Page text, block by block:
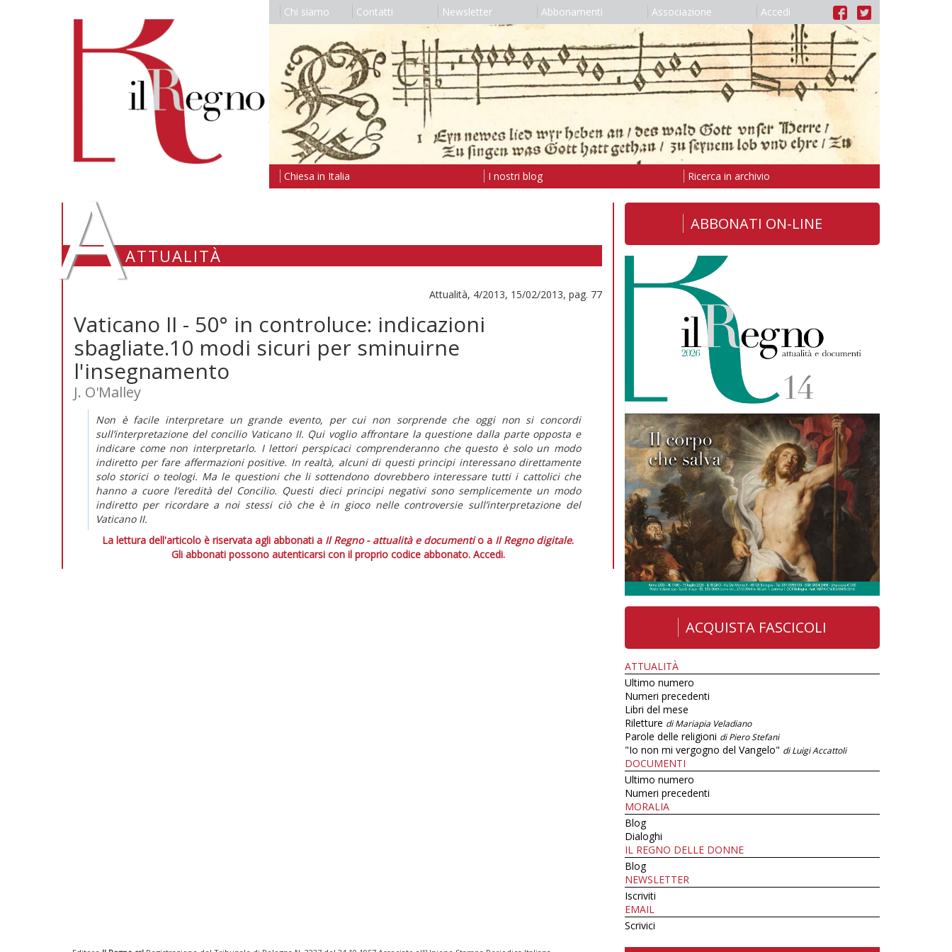
Chi siamo Contatti Newsletter Abbonamenti Associazione Accedi
Chiesa in Italia I nostri blog Ricerca in archivio
AATTUALITÀ
Attualità, 4/2013, 15/02/2013, pag. 77
Vaticano II - 50° in controluce: indicazioni
sbagliate.10 modi sicuri per sminuirne
l'insegnamento
J. O'Malley
Non è facile interpretare un grande evento, per cui non sorprende che oggi non si concordi
sull’interpretazione del concilio Vaticano II. Qui voglio affrontare la questione dalla parte opposta e
indicare come non interpretarlo. I lettori perspicaci comprenderanno che questo è solo un modo
indiretto per fare affermazioni positive. In realtà, alcuni di questi principi interessano direttamente
solo storici o teologi. Ma le questioni che li sottendono dovrebbero interessare tutti i cattolici che
hanno a cuore l’eredità del Concilio. Questi dieci principi negativi sono semplicemente un modo
indiretto per ricordare a noi stessi ciò che è in gioco nelle controversie sull’interpretazione del
Vaticano II.
La lettura dell'articolo è riservata agli abbonati a Il Regno - attualità e documentio a Il Regno digitale.
Gli abbonati possono autenticarsi con il proprio codice abbonato. Accedi.
ABBONATI ON-LINE
ACQUISTA FASCICOLI
ATTUALITÀ
Ultimo numero
Numeri precedenti
Libri del mese
Riletture di Mariapia Veladiano
Parole delle religioni di Piero Stefani
"Io non mi vergogno del Vangelo" di Luigi Accattoli
DOCUMENTI
Ultimo numero
Numeri precedenti
MORALIA
Blog
Dialoghi
IL REGNO DELLE DONNE
Blog
NEWSLETTER
Iscriviti
EMAIL
Scrivici